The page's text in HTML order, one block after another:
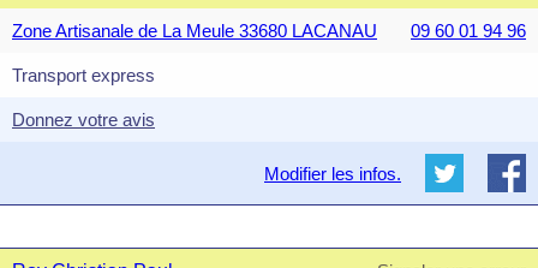
Zone Artisanale de La Meule 33680 LACANAU 09 60 01 94 96
Transport express
Donnez votre avis
Modifier les infos.